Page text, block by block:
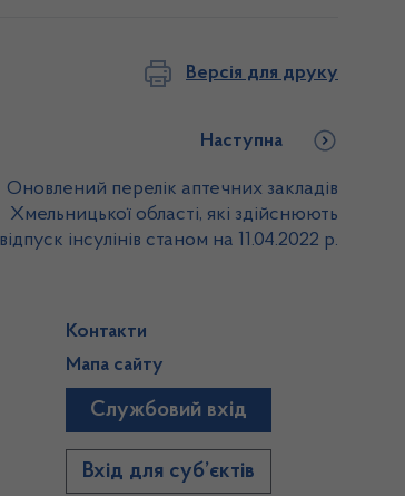
Версія для друку
Наступна
Оновлений перелік аптечних закладів
Хмельницької області, які здійснюють
відпуск інсулінів станом на 11.04.2022 р.
Контакти
Мапа сайту
Службовий вхід
Вхід для суб’єктів